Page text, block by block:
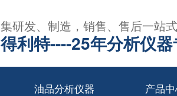
集研发、制造，销售、售后一站
得利特----25年分析仪
油品分析仪器 产品